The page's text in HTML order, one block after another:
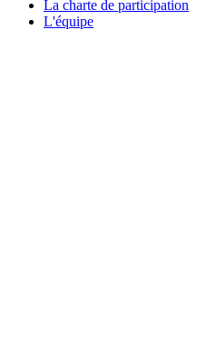
La charte de participation
L'équipe